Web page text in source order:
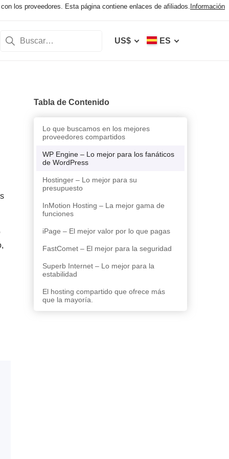
los proveedores. Esta página contiene enlaces de afiliados. Información
US$ ES
Tabla de Contenido
Lo que buscamos en los mejores
proveedores compartidos
WP Engine – Lo mejor para los fanáticos
de WordPress
Hostinger – Lo mejor para su
presupuesto
InMotion Hosting – La mejor gama de
funciones
iPage – El mejor valor por lo que pagas
FastComet – El mejor para la seguridad
Superb Internet – Lo mejor para la
estabilidad
El hosting compartido que ofrece más
que la mayoría.